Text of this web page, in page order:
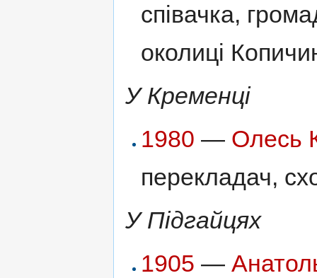
співачка,
околиці
У Кременці
1980 — Олесь
перекладач,
У Підгайцях
1905 —